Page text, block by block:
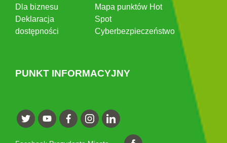
Dla biznesu
Deklaracja
dostępności
Mapa punktów Hot
Spot
Cyberbezpieczeństwo
PUNKT INFORMACYJNY